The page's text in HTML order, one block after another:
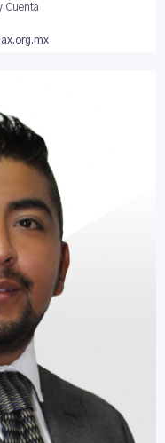
Cuenta